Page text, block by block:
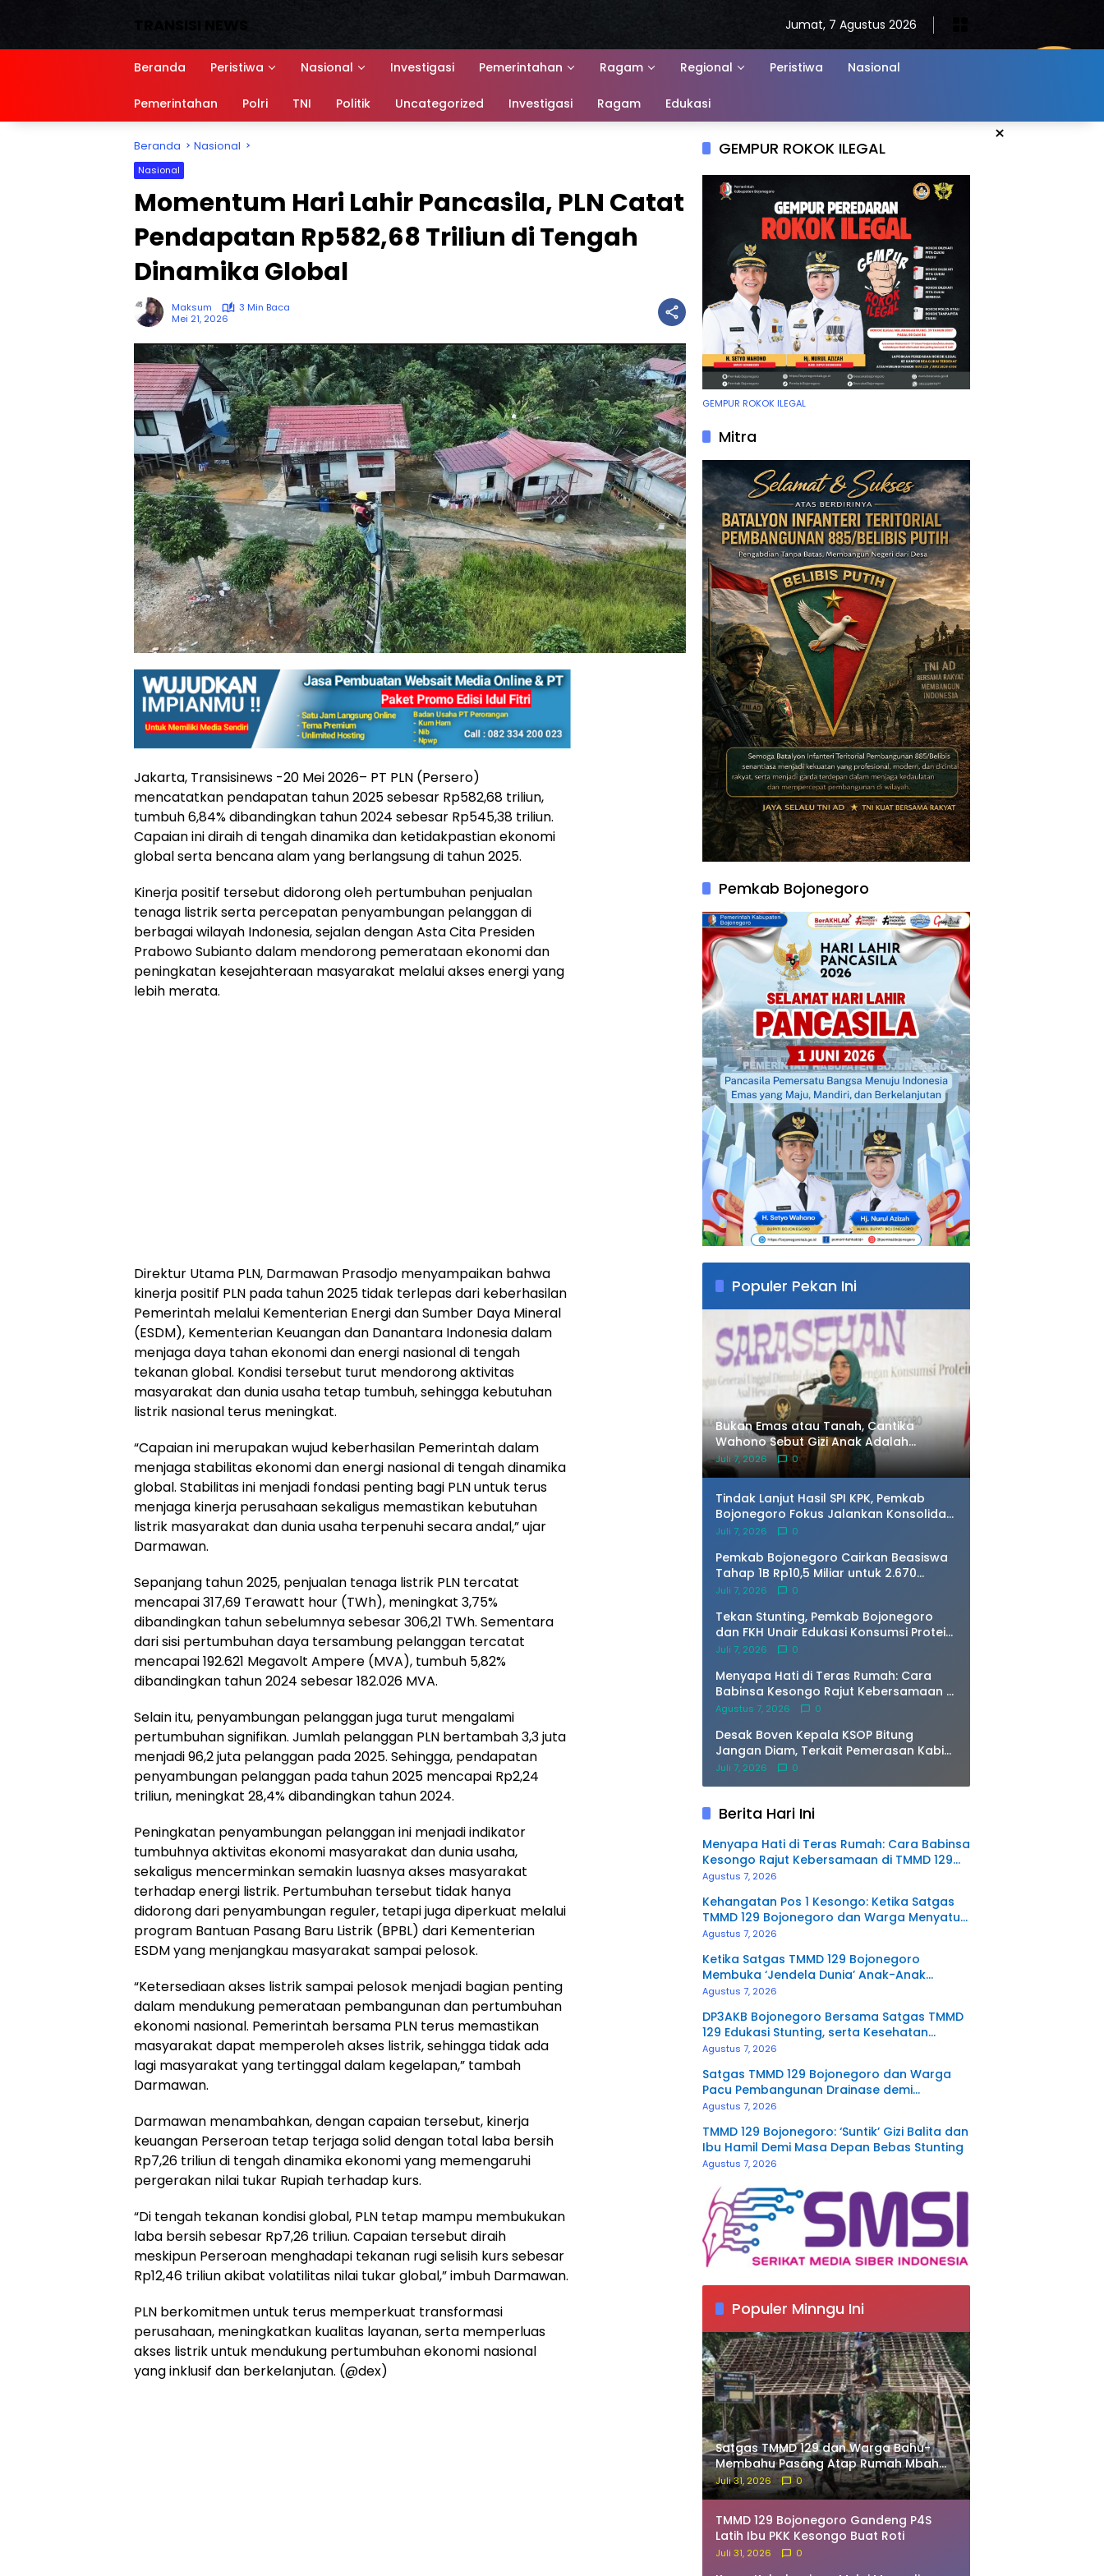
TRANSISI NEWS
Siber,
referensi
Jumat, 7 Agustus 2026
Beranda Peristiwa Nasional Investigasi Pemerintahan Ragam Regional Peristiwa Nasional
Pemerintahan Polri TNI Politik Uncategorized Investigasi Ragam Edukasi
×
Beranda Nasional
Nasional
Momentum Hari Lahir Pancasila, PLN Catat
Pendapatan Rp582,68 Triliun di Tengah
Dinamika Global
Maksum
3 Min Baca
Mei 21, 2026
Jakarta, Transisinews -20 Mei 2026– PT PLN (Persero)
mencatatkan pendapatan tahun 2025 sebesar Rp582,68 triliun,
tumbuh 6,84% dibandingkan tahun 2024 sebesar Rp545,38 triliun.
Capaian ini diraih di tengah dinamika dan ketidakpastian ekonomi
global serta bencana alam yang berlangsung di tahun 2025.
Kinerja positif tersebut didorong oleh pertumbuhan penjualan
tenaga listrik serta percepatan penyambungan pelanggan di
berbagai wilayah Indonesia, sejalan dengan Asta Cita Presiden
Prabowo Subianto dalam mendorong pemerataan ekonomi dan
peningkatan kesejahteraan masyarakat melalui akses energi yang
lebih merata.
Direktur Utama PLN, Darmawan Prasodjo menyampaikan bahwa
kinerja positif PLN pada tahun 2025 tidak terlepas dari keberhasilan
Pemerintah melalui Kementerian Energi dan Sumber Daya Mineral
(ESDM), Kementerian Keuangan dan Danantara Indonesia dalam
menjaga daya tahan ekonomi dan energi nasional di tengah
tekanan global. Kondisi tersebut turut mendorong aktivitas
masyarakat dan dunia usaha tetap tumbuh, sehingga kebutuhan
listrik nasional terus meningkat.
“Capaian ini merupakan wujud keberhasilan Pemerintah dalam
menjaga stabilitas ekonomi dan energi nasional di tengah dinamika
global. Stabilitas ini menjadi fondasi penting bagi PLN untuk terus
menjaga kinerja perusahaan sekaligus memastikan kebutuhan
listrik masyarakat dan dunia usaha terpenuhi secara andal,” ujar
Darmawan.
Sepanjang tahun 2025, penjualan tenaga listrik PLN tercatat
mencapai 317,69 Terawatt hour (TWh), meningkat 3,75%
dibandingkan tahun sebelumnya sebesar 306,21 TWh. Sementara
dari sisi pertumbuhan daya tersambung pelanggan tercatat
mencapai 192.621 Megavolt Ampere (MVA), tumbuh 5,82%
dibandingkan tahun 2024 sebesar 182.026 MVA.
Selain itu, penyambungan pelanggan juga turut mengalami
pertumbuhan signifikan. Jumlah pelanggan PLN bertambah 3,3 juta
menjadi 96,2 juta pelanggan pada 2025. Sehingga, pendapatan
penyambungan pelanggan pada tahun 2025 mencapai Rp2,24
triliun, meningkat 28,4% dibandingkan tahun 2024.
Peningkatan penyambungan pelanggan ini menjadi indikator
tumbuhnya aktivitas ekonomi masyarakat dan dunia usaha,
sekaligus mencerminkan semakin luasnya akses masyarakat
terhadap energi listrik. Pertumbuhan tersebut tidak hanya
didorong dari penyambungan reguler, tetapi juga diperkuat melalui
program Bantuan Pasang Baru Listrik (BPBL) dari Kementerian
ESDM yang menjangkau masyarakat sampai pelosok.
“Ketersediaan akses listrik sampai pelosok menjadi bagian penting
dalam mendukung pemerataan pembangunan dan pertumbuhan
ekonomi nasional. Pemerintah bersama PLN terus memastikan
masyarakat dapat memperoleh akses listrik, sehingga tidak ada
lagi masyarakat yang tertinggal dalam kegelapan,” tambah
Darmawan.
Darmawan menambahkan, dengan capaian tersebut, kinerja
keuangan Perseroan tetap terjaga solid dengan total laba bersih
Rp7,26 triliun di tengah dinamika ekonomi yang memengaruhi
pergerakan nilai tukar Rupiah terhadap kurs.
“Di tengah tekanan kondisi global, PLN tetap mampu membukukan
laba bersih sebesar Rp7,26 triliun. Capaian tersebut diraih
meskipun Perseroan menghadapi tekanan rugi selisih kurs sebesar
Rp12,46 triliun akibat volatilitas nilai tukar global,” imbuh Darmawan.
PLN berkomitmen untuk terus memperkuat transformasi
perusahaan, meningkatkan kualitas layanan, serta memperluas
akses listrik untuk mendukung pertumbuhan ekonomi nasional
yang inklusif dan berkelanjutan. (@dex)
GEMPUR ROKOK ILEGAL
GEMPUR ROKOK ILEGAL
Mitra
Pemkab Bojonegoro
Populer Pekan Ini
Bukan Emas atau Tanah, Cantika
Wahono Sebut Gizi Anak Adalah
Investasi Terbaik untuk Masa Depan
Juli 7, 2026 0
Tindak Lanjut Hasil SPI KPK, Pemkab
Bojonegoro Fokus Jalankan Konsolidasi
Sistemik di 2026
Juli 7, 2026 0
Pemkab Bojonegoro Cairkan Beasiswa
Tahap 1B Rp10,5 Miliar untuk 2.670
Mahasiswa
Juli 7, 2026 0
Tekan Stunting, Pemkab Bojonegoro
dan FKH Unair Edukasi Konsumsi Protein
Hewani
Juli 7, 2026 0
Menyapa Hati di Teras Rumah: Cara
Babinsa Kesongo Rajut Kebersamaan di
TMMD 129 Bojonegoro
Agustus 7, 2026 0
Desak Boven Kepala KSOP Bitung
Jangan Diam, Terkait Pemerasan Kabid
KBPP Sebut Tidak Benar, Tapi
Juli 7, 2026 0
Berita Hari Ini
Menyapa Hati di Teras Rumah: Cara Babinsa
Kesongo Rajut Kebersamaan di TMMD 129
Bojonegoro
Agustus 7, 2026
Kehangatan Pos 1 Kesongo: Ketika Satgas
TMMD 129 Bojonegoro dan Warga Menyatu
Tanpa Sekat
Agustus 7, 2026
Ketika Satgas TMMD 129 Bojonegoro
Membuka ‘Jendela Dunia’ Anak-Anak
Kesongo
Agustus 7, 2026
DP3AKB Bojonegoro Bersama Satgas TMMD
129 Edukasi Stunting, serta Kesehatan
Reproduksi di Kesongo
Agustus 7, 2026
Satgas TMMD 129 Bojonegoro dan Warga
Pacu Pembangunan Drainase demi
Keawetan Jalan Desa
Agustus 7, 2026
TMMD 129 Bojonegoro: ‘Suntik’ Gizi Balita dan
Ibu Hamil Demi Masa Depan Bebas Stunting
Agustus 7, 2026
Populer Minngu Ini
Satgas TMMD 129 dan Warga Bahu-
Membahu Pasang Atap Rumah Mbah
Kardo
Juli 31, 2026 0
TMMD 129 Bojonegoro Gandeng P4S
Latih Ibu PKK Kesongo Buat Roti
Juli 31, 2026 0